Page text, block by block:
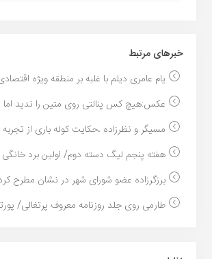
خبر‌های مرتبط
یام عامری دیلم با غلبه بر منطقه ویژه
عکس:هیچ کس پنالتی روی متین را ندید اما
مسیگر و نظرزاده ،حکایت کوله باری از تجربه
هفته پنجم لیگ دسته دوم/ اولین برد خانگی
برزگرزاده عضو شورای شهر در نشان مطرح
طارمی روی جلد روزنامه معروف پرتغالی/